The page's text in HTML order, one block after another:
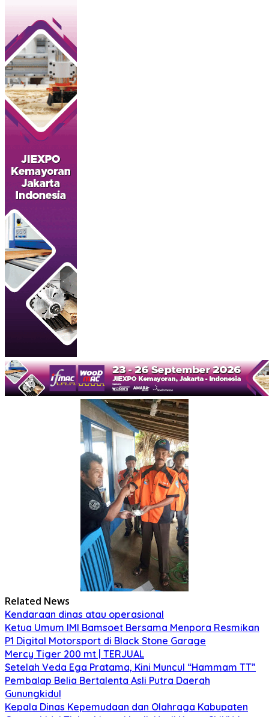
Related News
Kendaraan dinas atau operasional
Ketua Umum IMI Bamsoet Bersama Menpora Resmikan
P1 Digital Motorsport di Black Stone Garage
Mercy Tiger 200 mt | TERJUAL
Setelah Veda Ega Pratama, Kini Muncul “Hammam TT”
Pembalap Belia Bertalenta Asli Putra Daerah
Gunungkidul
Kepala Dinas Kepemudaan dan Olahraga Kabupaten